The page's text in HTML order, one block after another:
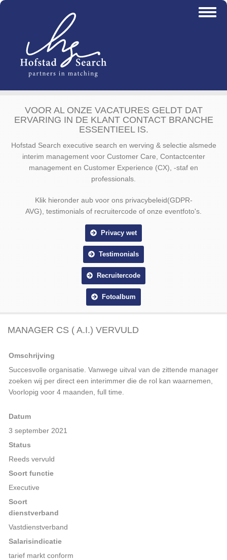
Overslaan
VOOR AL ONZE VACATURES GELDT DAT
ERVARING IN DE KLANT CONTACT BRANCHE
ESSENTIEEL IS.
Hofstad Search executive search en werving & selectie alsmede
interim management voor Customer Care, Contactcenter
management en Customer Experience (CX), -staf en
professionals.
Klik hieronder aub voor ons privacybeleid(GDPR-
AVG), testimonials of recruitercode of onze eventfoto's.
Privacy wet
Testimonials
Recruitercode
Fotoalbum
MANAGER CS ( A.I.) VERVULD
Omschrijving
Succesvolle organisatie. Vanwege uitval van de zittende manager
zoeken wij per direct een interimmer die de rol kan waarnemen,
Voorlopig voor 4 maanden, full time.
Datum
3 september 2021
Status
Reeds vervuld
Soort functie
Executive
Soort
dienstverband
Vastdienstverband
Salarisindicatie
tarief markt conform